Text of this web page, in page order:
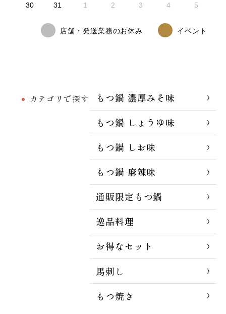
カテゴリで探す
もつ鍋 濃厚みそ味
もつ鍋 しょうゆ味
もつ鍋 しお味
もつ鍋 麻辣味
通販限定もつ鍋
逸品料理
お得なセット
馬刺し
もつ焼き
30 31 1 2 3 4 5
店舗・発送業務のお休み イベント